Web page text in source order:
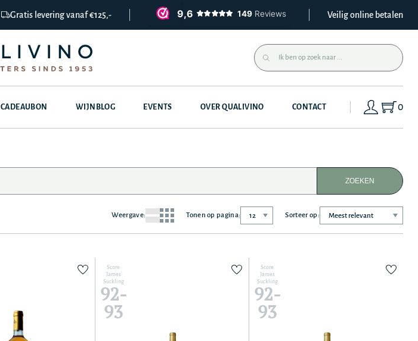
Gratis levering vanaf €125,- Veilig online betalen
CADEAUBON WIJNBLOG EVENTS OVER QUALIVINO CONTACT 0
ZOEKEN
Weergave: Tonen op pagina: Sorteer op:
Score
James
Suckling
92-
93
Score
James
Suckling
92-
93